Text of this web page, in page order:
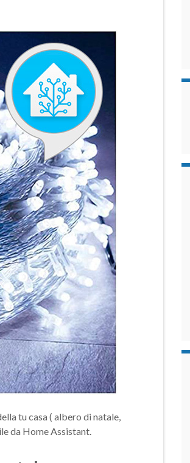
tu casa ( albero di natale,
da Home Assistant.